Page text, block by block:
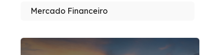
Mercado Financeiro